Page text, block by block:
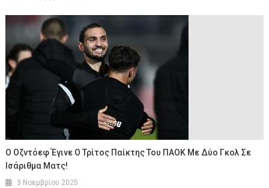
Ο Οζντόεφ Έγινε Ο Τρίτος Παίκτης Του ΠΑΟΚ Με Δύο Γκολ Σε
Ισάριθμα Ματς!
3 Νοεμβρίου 2025